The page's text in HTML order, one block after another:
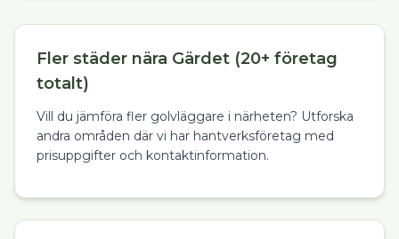
Fler städer nära Gärdet (20+ företag
totalt)
Vill du jämföra fler golvläggare i närheten? Utforska
andra områden där vi har hantverksföretag med
prisuppgifter och kontaktinformation.